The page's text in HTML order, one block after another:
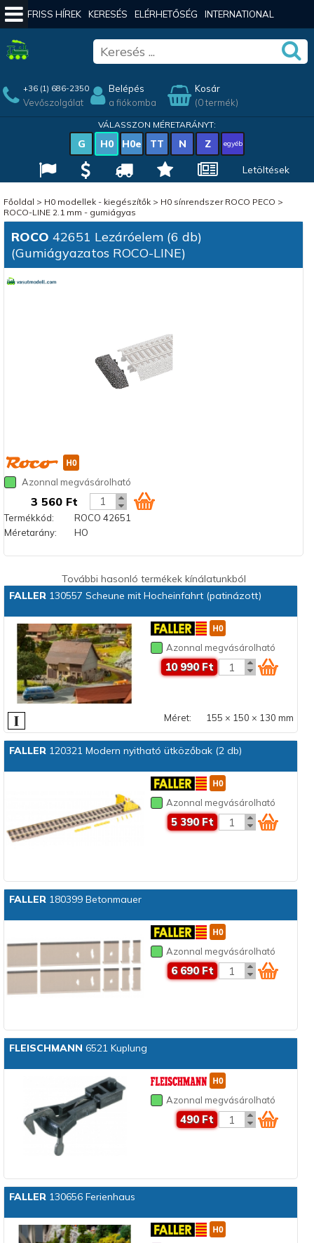
FRISS HÍREK KERESÉS ELÉRHETŐSÉG INTERNATIONAL
+36 (1) 686-2350
Vevőszolgálat
Belépés
a fiókomba
Kosár
(0 termék)
VÁLASSZON MÉRETARÁNYT:
G H0 H0e TT N Z egyéb
Letöltések
Főoldal > H0 modellek - kiegészítők> H0 sínrendszer ROCO PECO >
ROCO-LINE 2.1 mm - gumiágyas
ROCO 42651 Lezáróelem (6 db)
(Gumiágyazatos ROCO-LINE)
Azonnal megvásárolható
3 560 Ft
Termékkód:
ROCO 42651
Méretarány:
HO
További hasonló termékek kínálatunkból
FALLER130557 Scheune mit Hocheinfahrt (patinázott)
Azonnal megvásárolható
10 990 Ft
Méret: 155 × 150 × 130 mm
FALLER120321 Modern nyitható ütközőbak (2 db)
Azonnal megvásárolható
5 390 Ft
FALLER180399 Betonmauer
Azonnal megvásárolható
6 690 Ft
FLEISCHMANN 6521 Kuplung
Azonnal megvásárolható
490 Ft
FALLER130656 Ferienhaus